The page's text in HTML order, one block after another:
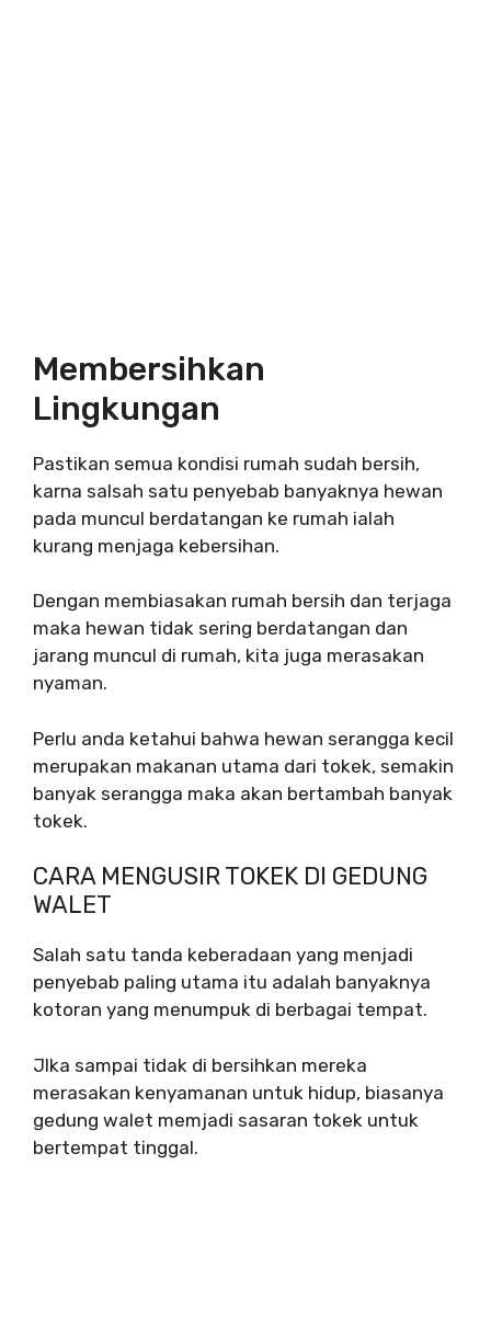
Membersihkan
Lingkungan
Pastikan semua kondisi rumah sudah bersih,
karna salsah satu penyebab banyaknya hewan
pada muncul berdatangan ke rumah ialah
kurang menjaga kebersihan.
Dengan membiasakan rumah bersih dan terjaga
maka hewan tidak sering berdatangan dan
jarang muncul di rumah, kita juga merasakan
nyaman.
Perlu anda ketahui bahwa hewan serangga kecil
merupakan makanan utama dari tokek, semakin
banyak serangga maka akan bertambah banyak
tokek.
CARA MENGUSIR TOKEK DI GEDUNG
WALET
Salah satu tanda keberadaan yang menjadi
penyebab paling utama itu adalah banyaknya
kotoran yang menumpuk di berbagai tempat.
JIka sampai tidak di bersihkan mereka
merasakan kenyamanan untuk hidup, biasanya
gedung walet memjadi sasaran tokek untuk
bertempat tinggal.